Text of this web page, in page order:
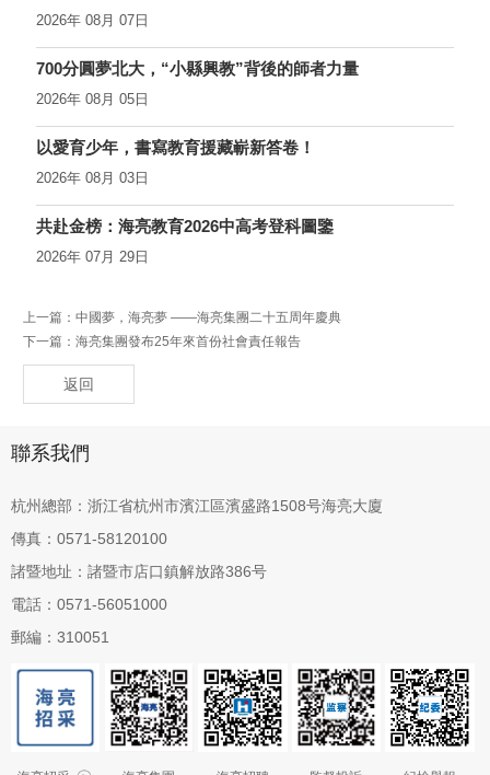
2026年 08月 07日
700分圓夢北大，“小縣興教”背後的師者力量
2026年 08月 05日
以愛育少年，書寫教育援藏嶄新答卷！
2026年 08月 03日
共赴金榜：海亮教育2026中高考登科圖鑒
2026年 07月 29日
上一篇：中國夢，海亮夢 ——海亮集團二十五周年慶典
下一篇：海亮集團發布25年來首份社會責任報告
返回
聯系我們
杭州總部：浙江省杭州市濱江區濱盛路1508号海亮大廈
傳真：0571-58120100
諸暨地址：諸暨市店口鎮解放路386号
電話：0571-56051000
郵編：310051